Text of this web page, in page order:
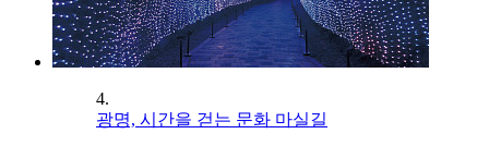
4.
광명, 시간을 걷는 문화 마실길